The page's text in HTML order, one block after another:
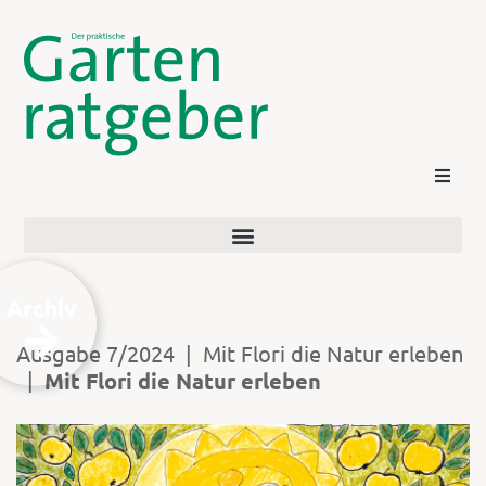
Login
Ausgabe 7/2024 | Mit Flori die Natur erleben
| Mit Flori die Natur erleben